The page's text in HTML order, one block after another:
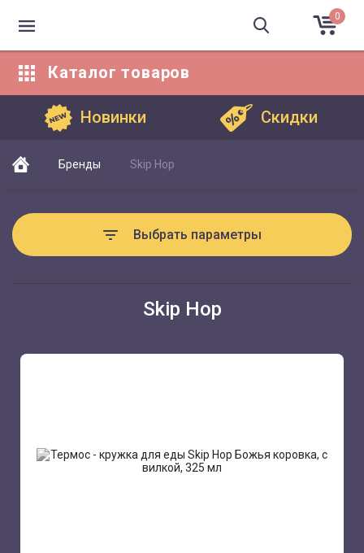
0
Каталог товаров
Новинки Скидки
Бренды Skip Hop
Выбрать параметры
Skip Hop